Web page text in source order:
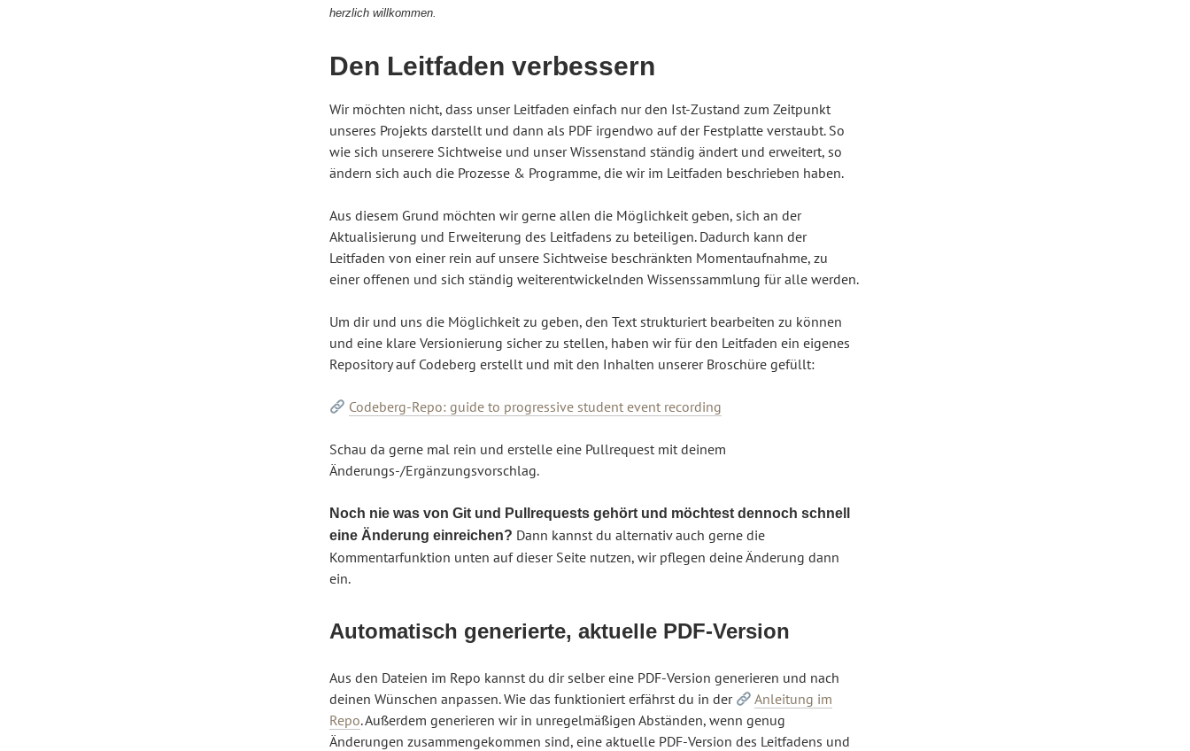
herzlich willkommen.
Den Leitfaden verbessern
Wir möchten nicht, dass unser Leitfaden einfach nur den Ist-Zustand zum Zeitpunkt
unseres Projekts darstellt und dann als PDF irgendwo auf der Festplatte verstaubt. So
wie sich unserere Sichtweise und unser Wissenstand ständig ändert und erweitert, so
ändern sich auch die Prozesse & Programme, die wir im Leitfaden beschrieben haben.
Aus diesem Grund möchten wir gerne allen die Möglichkeit geben, sich an der
Aktualisierung und Erweiterung des Leitfadens zu beteiligen. Dadurch kann der
Leitfaden von einer rein auf unsere Sichtweise beschränkten Momentaufnahme, zu
einer offenen und sich ständig weiterentwickelnden Wissenssammlung für alle werden.
Um dir und uns die Möglichkeit zu geben, den Text strukturiert bearbeiten zu können
und eine klare Versionierung sicher zu stellen, haben wir für den Leitfaden ein eigenes
Repository auf Codeberg erstellt und mit den Inhalten unserer Broschüre gefüllt:
Codeberg-Repo: guide to progressive student event recording
Schau da gerne mal rein und erstelle eine Pullrequest mit deinem
Änderungs-/Ergänzungsvorschlag.
Noch nie was von Git und Pullrequests gehört und möchtest dennoch schnell
eine Änderung einreichen? Dann kannst du alternativ auch gerne die
Kommentarfunktion unten auf dieser Seite nutzen, wir pflegen deine Änderung dann
ein.
Automatisch generierte, aktuelle PDF-Version
Aus den Dateien im Repo kannst du dir selber eine PDF-Version generieren und nach
deinen Wünschen anpassen. Wie das funktioniert erfährst du in der
Anleitung im
Repo. Außerdem generieren wir in unregelmäßigen Abständen, wenn genug
Änderungen zusammengekommen sind, eine aktuelle PDF-Version des Leitfadens und